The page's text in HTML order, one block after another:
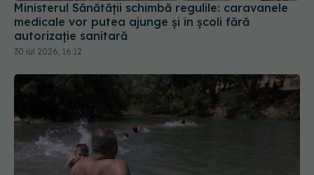
Ministerul Sănătății schimbă regulile: caravanele
medicale vor putea ajunge și în școli fără
autorizație sanitară
30 iul 2026, 16:12